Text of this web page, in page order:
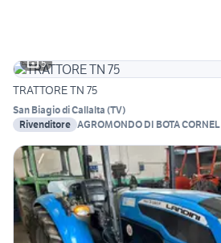
5
TRATTORE TN 75
San Biagio di Callalta (TV)
Rivenditore AGROMONDO DI BOTA CORNEL